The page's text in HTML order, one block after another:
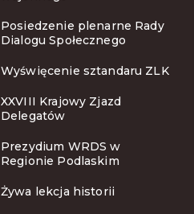
Posiedzenie plenarne Rady
Dialogu Społecznego
Wyświęcenie sztandaru ZLK
XXVIII Krajowy Zjazd
Delegatów
Prezydium WRDS w
Regionie Podlaskim
Żywa lekcja historii